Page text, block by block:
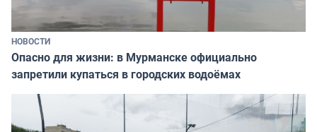
НОВОСТИ
Опасно для жизни: в Мурманске официально
запретили купаться в городских водоёмах